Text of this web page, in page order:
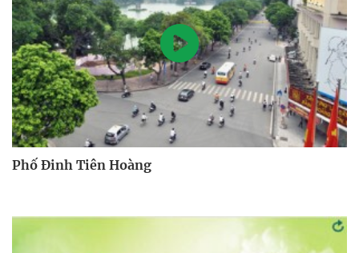
Phố Đinh Tiên Hoàng